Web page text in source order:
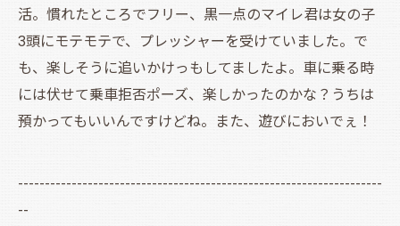
活。慣れたところでフリー、黒一点のマイレ君は女の子
3頭にモテモテで、プレッシャーを受けていました。で
も、楽しそうに追いかけっもしてましたよ。車に乗る時
には伏せて乗車拒否ポーズ、楽しかったのかな？うちは
預かってもいいんですけどね。また、遊びにおいでぇ！
--------------------------------------------------------------------
--